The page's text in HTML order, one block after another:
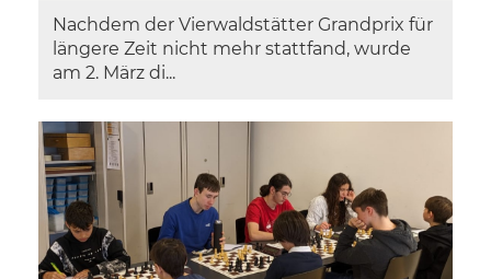
Nachdem der Vierwaldstätter Grandprix für
längere Zeit nicht mehr stattfand, wurde
am 2. März di...